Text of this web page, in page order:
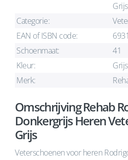
Grijs
Categorie:
EAN of ISBN code:
Schoenmaat:
41
Kleur:
Grijs
Merk:
Omschrijving Rehab
Donkergrijs Heren
Grijs
Veterschoenen voor heren